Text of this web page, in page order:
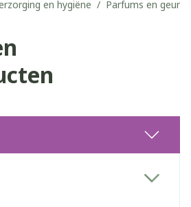
en hygiëne / Parfums en